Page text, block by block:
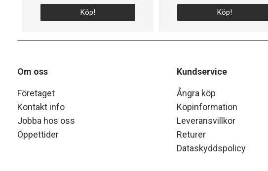
Köp! Köp!
Om oss
Företaget
Kontakt info
Jobba hos oss
Öppettider
Kundservice
Ångra köp
Köpinformation
Leveransvillkor
Returer
Dataskyddspolicy